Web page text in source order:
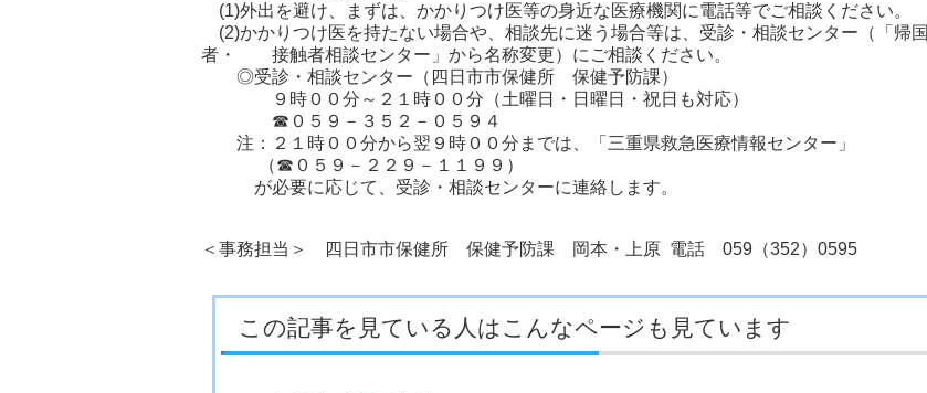
(1)外出を避け、まずは、かかりつけ医等の身近な医療機関に電話等でご相談ください。
(2)かかりつけ医を持たない場合や、相談先に迷う場合等は、受診・相談センター（「帰国
者・ 接触者相談センター」から名称変更）にご相談ください。
◎受診・相談センター（四日市市保健所 保健予防課）
９時００分～２１時００分（土曜日・日曜日・祝日も対応）
☎０５９－３５２－０５９４
注：２１時００分から翌９時００分までは、「三重県救急医療情報センター」
（☎０５９－２２９－１１９９）
が必要に応じて、受診・相談センターに連絡します。
＜事務担当＞ 四日市市保健所 保健予防課 岡本・上原 電話 059（352）0595
この記事を見ている人はこんなページも見ています